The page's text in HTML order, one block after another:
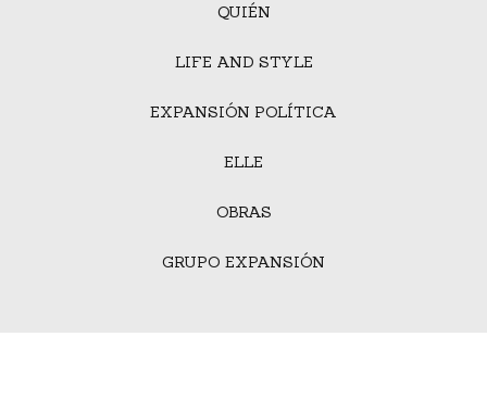
QUIÉN
LIFE AND STYLE
EXPANSIÓN POLÍTICA
ELLE
OBRAS
GRUPO EXPANSIÓN